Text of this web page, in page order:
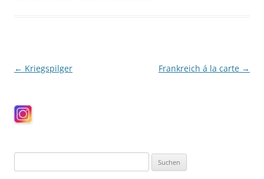
Beitragsnavigation
← Kriegspilger Frankreich á la carte →
nach: